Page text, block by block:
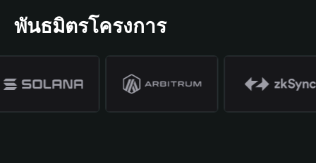
พันธมิตรโครงการ